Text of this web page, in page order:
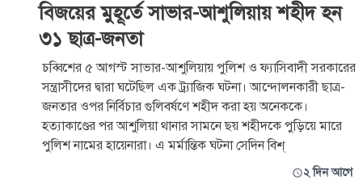
বিজয়ের মুহূর্তে সাভার-আশুলিয়ায় শহীদ হন
৩১ ছাত্র-জনতা
চব্বিশের ৫ আগস্ট সাভার-আশুলিয়ায় পুলিশ ও ফ্যাসিবাদী সরকারের
সন্ত্রাসীদের দ্বারা ঘটেছিল এক ট্র্যাজিক ঘটনা। আন্দোলনকারী ছাত্র-
জনতার ওপর নির্বিচার গুলিবর্ষণে শহীদ করা হয় অনেককে।
হত্যাকাণ্ডের পর আশুলিয়া থানার সামনে ছয় শহীদকে পুড়িয়ে মারে
পুলিশ নামের হায়েনারা। এ মর্মান্তিক ঘটনা সেদিন বিশ্
২ দিন আগে